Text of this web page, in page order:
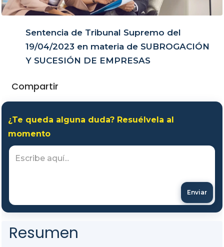
Sentencia de Tribunal Supremo del
19/04/2023 en materia de SUBROGACIÓN
Y SUCESIÓN DE EMPRESAS
Compartir
¿Te queda alguna duda? Resuélvela al
momento
Enviar
Resumen